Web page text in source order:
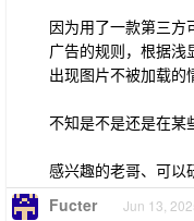
因为用了一款第三
广告的规则，根据浅
出现图片不被加载
不知是不是还是在某
感兴趣的老哥、可
Fucter Jun 13,